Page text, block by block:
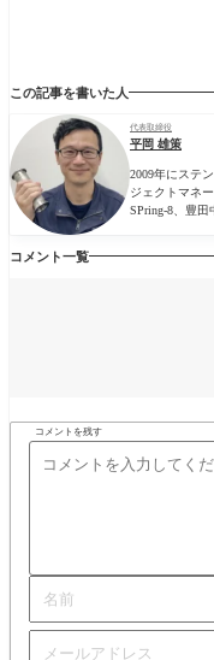
この記事を書いた人
代表取締役
平岡 雄策
2009年にステ
ジェクトマネ
SPring-8、豊
コメント一覧
コメントを残す